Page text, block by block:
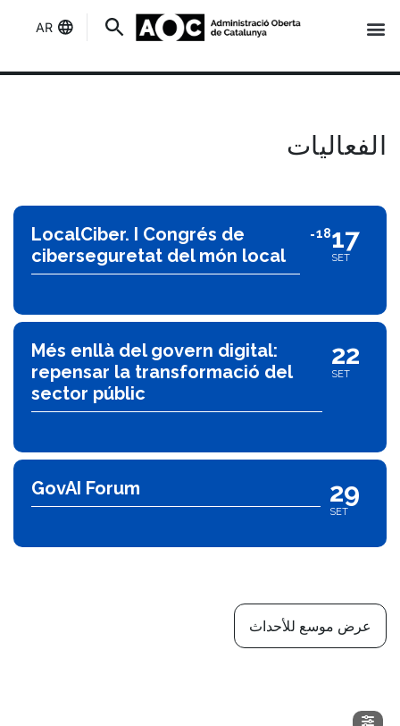
AR
الفعاليات
17
SET
18
LocalCiber. I Congrés de
ciberseguretat del món local
22
SET
Més enllà del govern digital:
repensar la transformació del
sector públic
29
SET
GovAI Forum
عرض موسع للأحداث